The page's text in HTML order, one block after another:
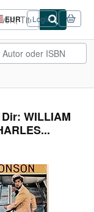
EUR
Seite
der
Einkaufseinstellungen.
Login
WILLIAM